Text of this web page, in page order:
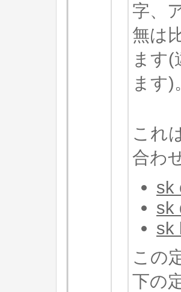
字、
無は
ます
ます)
これ
合わ
sk
sk
sk
この
下の